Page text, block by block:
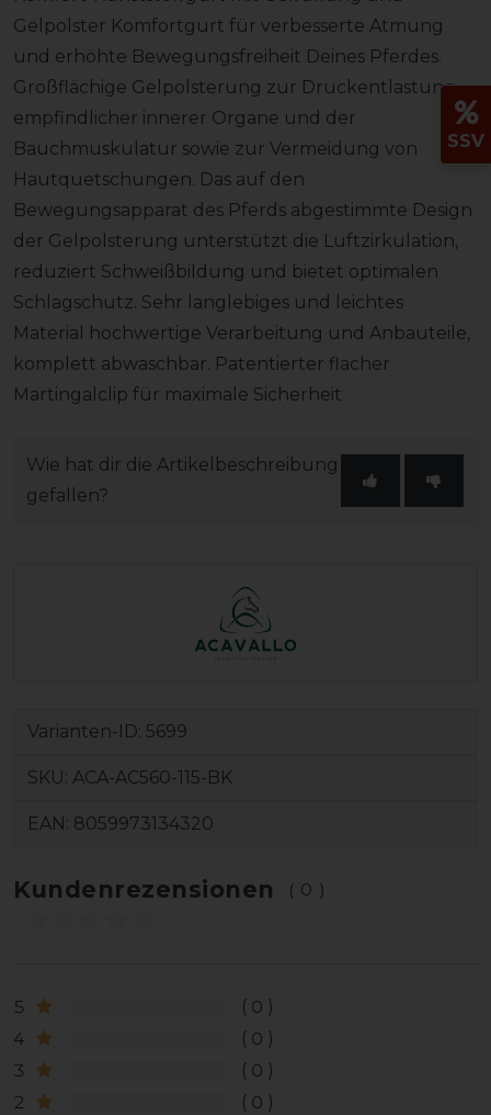
Gelpolster Komfortgurt für verbesserte Atmung
und erhöhte Bewegungsfreiheit Deines Pferdes.
Großflächige Gelpolsterung zur Druckentlastung
empfindlicher innerer Organe und der
Bauchmuskulatur sowie zur Vermeidung von
Hautquetschungen. Das auf den
Bewegungsapparat des Pferds abgestimmte Design
der Gelpolsterung unterstützt die Luftzirkulation,
reduziert Schweißbildung und bietet optimalen
Schlagschutz. Sehr langlebiges und leichtes
Material hochwertige Verarbeitung und Anbauteile,
komplett abwaschbar. Patentierter flacher
Martingalclip für maximale Sicherheit
Wie hat dir die Artikelbeschreibung
gefallen?
Varianten-ID: 5699
SKU: ACA-AC560-115-BK
EAN: 8059973134320
Kundenrezensionen (0)
5
0
4
0
3
0
2
0
SSV